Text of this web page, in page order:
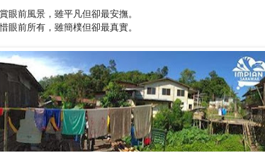
前風景，雖平凡但卻最安撫。
前所有，雖簡樸但卻最真實。